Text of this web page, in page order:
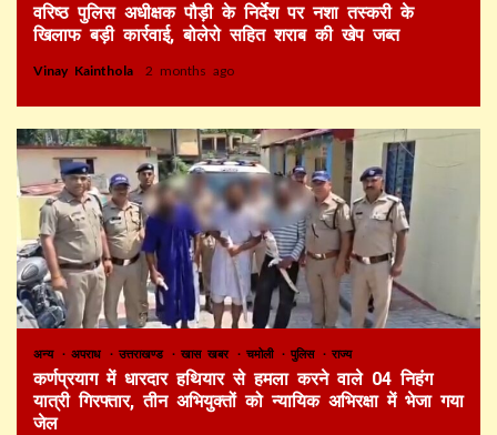
वरिष्ठ पुलिस अधीक्षक पौड़ी के निर्देश पर नशा तस्करी के
खिलाफ बड़ी कार्रवाई, बोलेरो सहित शराब की खेप जब्त
Vinay Kainthola 2 months ago
अन्य अपराध उत्तराखण्ड खास खबर चमोली पुलिस राज्य
कर्णप्रयाग में धारदार हथियार से हमला करने वाले 04 निहंग
यात्री गिरफ्तार, तीन अभियुक्तों को न्यायिक अभिरक्षा में भेजा गया
जेल